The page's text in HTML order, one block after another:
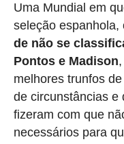
Uma Mundial em
seleção espanhola,
de não se
Pontos e Madison
melhores trunfos
de circunstâncias e
fizeram com que
necessários para